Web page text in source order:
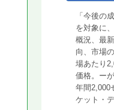
「今後の
を対象に
概況、最
向、市場
場あたり
価格。ー
年間2,000
ケット・